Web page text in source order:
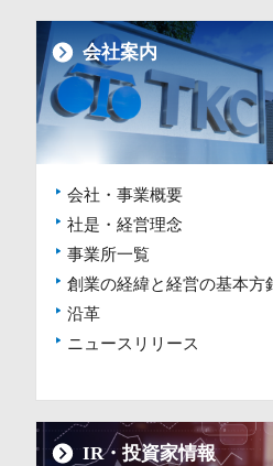
会社案内
会社・事業概要
社是・経営理念
事業所一覧
創業の経緯と経営の基本方
沿革
ニュースリリース
IR・投資家情報